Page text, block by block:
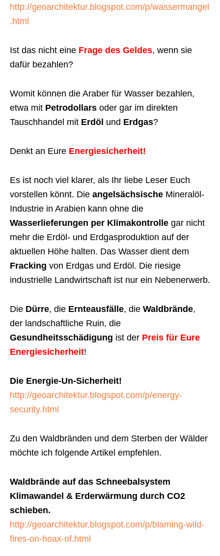
http://geoarchitektur.blogspot.com/p/wassermangel
.html
Ist das nicht eine Frage des Geldes, wenn sie
dafür bezahlen?
Womit können die Araber für Wasser bezahlen,
etwa mit Petrodollars oder gar im direkten
Tauschhandel mit Erdöl und Erdgas?
Denkt an Eure Energiesicherheit!
Es ist noch viel klarer, als Ihr liebe Leser Euch
vorstellen könnt. Die angelsächsische Mineralöl-
Industrie in Arabien kann ohne die
Wasserlieferungen per Klimakontrolle gar nicht
mehr die Erdöl- und Erdgasproduktion auf der
aktuellen Höhe halten. Das Wasser dient dem
Fracking von Erdgas und Erdöl. Die riesige
industrielle Landwirtschaft ist nur ein Nebenerwerb.
Die Dürre, die Ernteausfälle, die Waldbrände,
der landschaftliche Ruin, die
Gesundheitsschädigung ist der Preis für Eure
Energiesicherheit!
Die Energie-Un-Sicherheit!
http://geoarchitektur.blogspot.com/p/energy-
security.html
Zu den Waldbränden und dem Sterben der Wälder
möchte ich folgende Artikel empfehlen.
Waldbrände auf das Schneebalsystem
Klimawandel & Erderwärmung durch CO2
schieben.
http://geoarchitektur.blogspot.com/p/blaming-wild-
fires-on-hoax-of.html